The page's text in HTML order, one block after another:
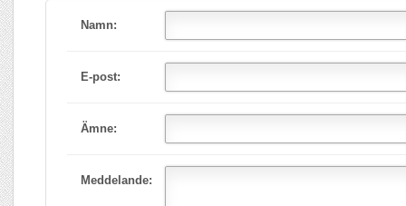
Namn:
E-post:
Ämne:
Meddelande: